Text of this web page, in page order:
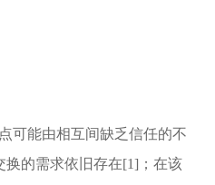
可能由相互间缺乏信任的不
换的需求依旧存在[1]；在该